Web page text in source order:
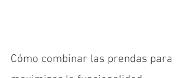
Cómo combinar las prendas para